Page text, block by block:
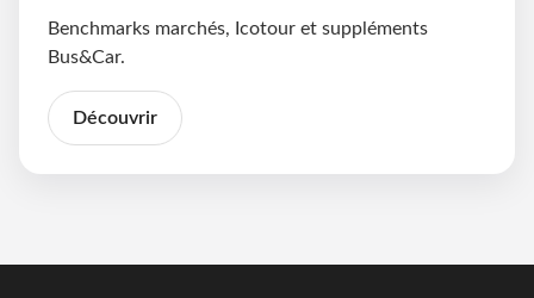
Benchmarks marchés, Icotour et suppléments
Bus&Car.
Découvrir